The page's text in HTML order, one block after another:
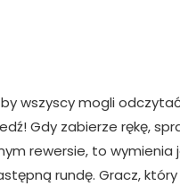
wszyscy mogli
Gdy zabierze rękę,
rewersie, to wymienia
rundę. Gracz,